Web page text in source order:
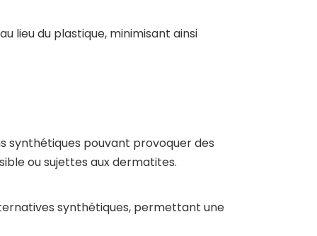
lieu du plastique, minimisant ainsi
synthétiques pouvant provoquer des
ou sujettes aux dermatites.
synthétiques, permettant une